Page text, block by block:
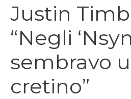
Justin
“Negli
sembravo
cretino”